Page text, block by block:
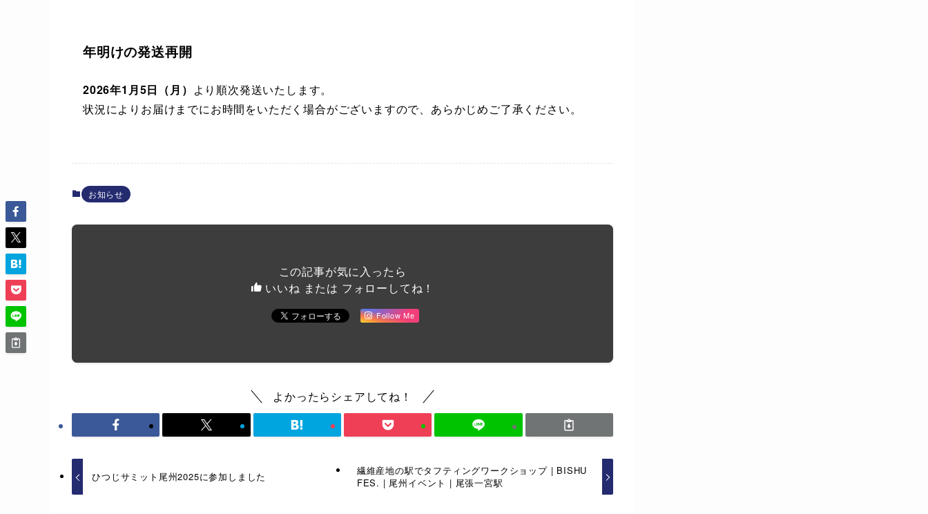
年明けの発送再開
2026年1月5日（月） より順次発送いたします。
状況によりお届けまでにお時間をいただく場合がございますので、あらかじめご了承ください。
お知らせ
この記事が気に入ったら
いいね または フォローしてね！
Follow Me
よかったらシェアしてね！
ひつじサミット尾州2025に参加しました
繊維産地の駅でタフティングワークショップ | BISHU
FES. | 尾州イベント | 尾張一宮駅